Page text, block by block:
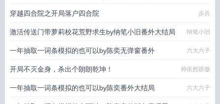
穿越四合院之开局落户四合院 步兵
激活传送门带萝莉校花荒野求生by纳笔小旧番外大结局 纳笔小旧
一年抽取一词条模拟的也可以by陈奕无弹窗番外 六大六子
开局不灭金身，杀出个朗朗乾坤！ 帅依然骄傲
一年抽取一词条模拟的也可以by陈奕番外大结局 六大六子